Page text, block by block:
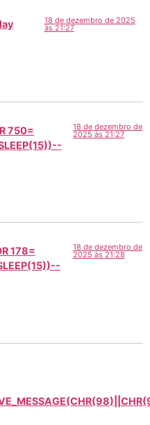
18 de dezembro de 2025
às 21:27
750=
18 de dezembro de
2025 às 21:27
178=
18 de dezembro de
2025 às 21:28